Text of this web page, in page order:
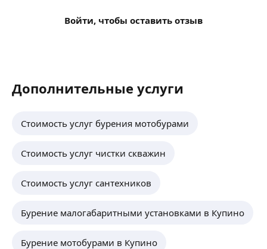
Войти, чтобы оставить отзыв
Дополнительные услуги
Стоимость услуг бурения мотобурами
Стоимость услуг чистки скважин
Стоимость услуг сантехников
Бурение малогабаритными установками в Купино
Бурение мотобурами в Купино